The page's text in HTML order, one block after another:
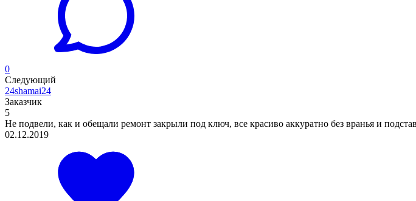
0
Следующий
24shamai24
Заказчик
5
Не подвели, как и обещали ремонт закрыли под ключ, все красиво аккуратно без вранья и
02.12.2019